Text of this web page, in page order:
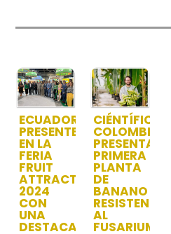
ECUADOR,
PRESENTE
EN LA
FERIA
FRUIT
ATTRACTION
2024
CON
UNA
DESTACADA
CIÉNTÍFICO
COLOMBIANO
PRESENTA
PRIMERA
PLANTA
DE
BANANO
RESISTENTE
AL
FUSARIUM